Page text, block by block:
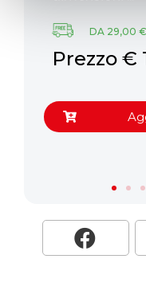
DA 29,00 €
Prezzo €